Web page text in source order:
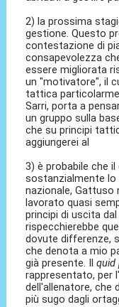
2) la prossima
gestione. Questo
contestazione di
consapevolezza
essere migliorata
un "motivatore", il
tattica
Sarri, porta a
un gruppo sulla
che su principi
aggiungerei al
3) è probabile che
sostanzialmente lo
nazionale, Gattuso
lavorato quasi
principi di uscita
rispecchierebbe
dovute differenze,
che denota a mio
già presente. Ilquid
rappresentato, per
dell'allenatore, che
più sugo dagli